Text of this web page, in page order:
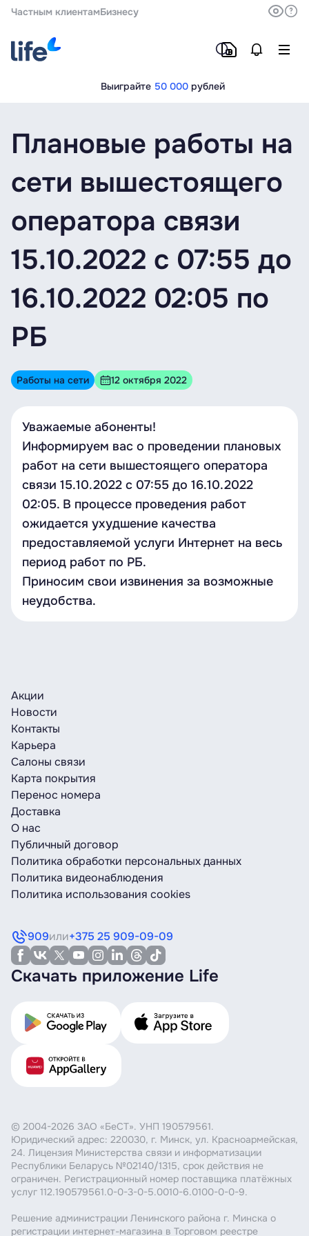
Частным клиентамБизнесу
Выиграйте 50 000 рублей
Плановые работы на
сети вышестоящего
оператора связи
15.10.2022 c 07:55 до
16.10.2022 02:05 по
РБ
Работы на сети 12 октября 2022
Уважаемые абоненты!
Информируем вас о проведении плановых
работ на сети вышестоящего оператора
связи 15.10.2022 c 07:55 до 16.10.2022
02:05. В процессе проведения работ
ожидается ухудшение качества
предоставляемой услуги Интернет на весь
период работ по РБ.
Приносим свои извинения за возможные
неудобства.
Акции
Новости
Контакты
Карьера
Салоны связи
Карта покрытия
Перенос номера
Доставка
О нас
Публичный договор
Политика обработки персональных данных
Политика видеонаблюдения
Политика использования cookies
909или+375 25 909-09-09
Скачать приложение Life
© 2004-2026 ЗАО «БеСТ». УНП 190579561.
Юридический адрес: 220030, г. Минск, ул. Красноармейская,
24. Лицензия Министерства связи и информатизации
Республики Беларусь №02140/1315, срок действия не
ограничен. Регистрационный номер поставщика платёжных
услуг 112.190579561.0-0-3-0-5.0010-6.0100-0-0-9.
Решение администрации Ленинского района г. Минска о
регистрации интернет-магазина в Торговом реестре